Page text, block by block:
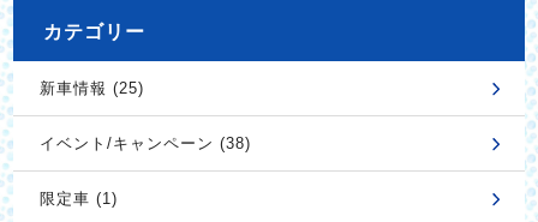
カテゴリー
新車情報 (25)
イベント/キャンペーン (38)
限定車 (1)